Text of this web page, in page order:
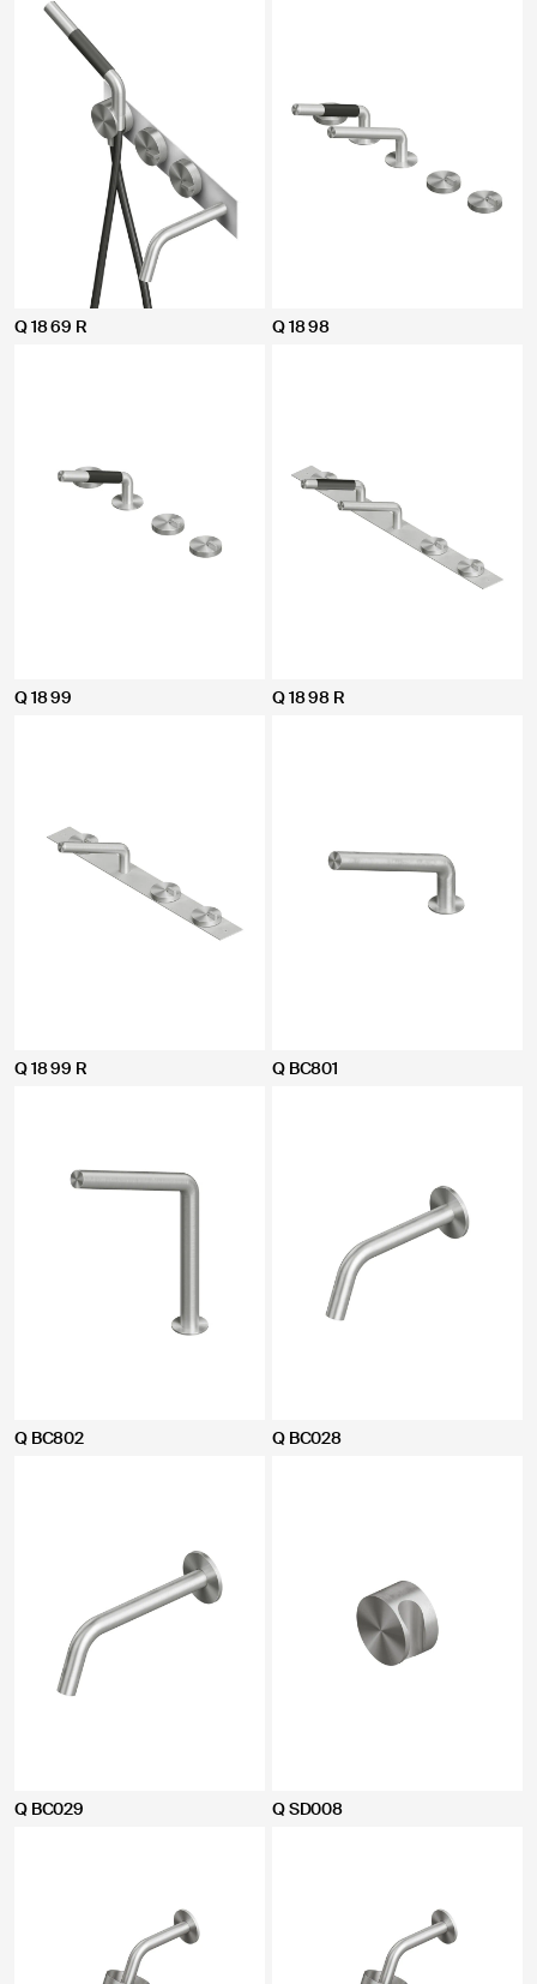
Q 18 69 R Q 18 98
Q 18 99 Q 18 98 R
Q 18 99 R Q BC801
Q BC802 Q BC028
Q BC029 Q SD008